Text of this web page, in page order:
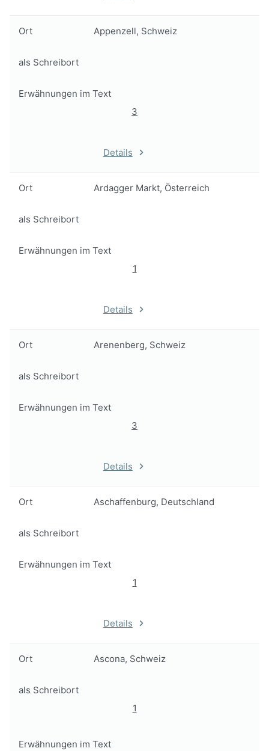
Ort Appenzell, Schweiz
als Schreibort
Erwähnungen im Text
3
Details
Ort Ardagger Markt, Österreich
als Schreibort
Erwähnungen im Text
1
Details
Ort Arenenberg, Schweiz
als Schreibort
Erwähnungen im Text
3
Details
Ort Aschaffenburg, Deutschland
als Schreibort
Erwähnungen im Text
1
Details
Ort Ascona, Schweiz
als Schreibort
1
Erwähnungen im Text